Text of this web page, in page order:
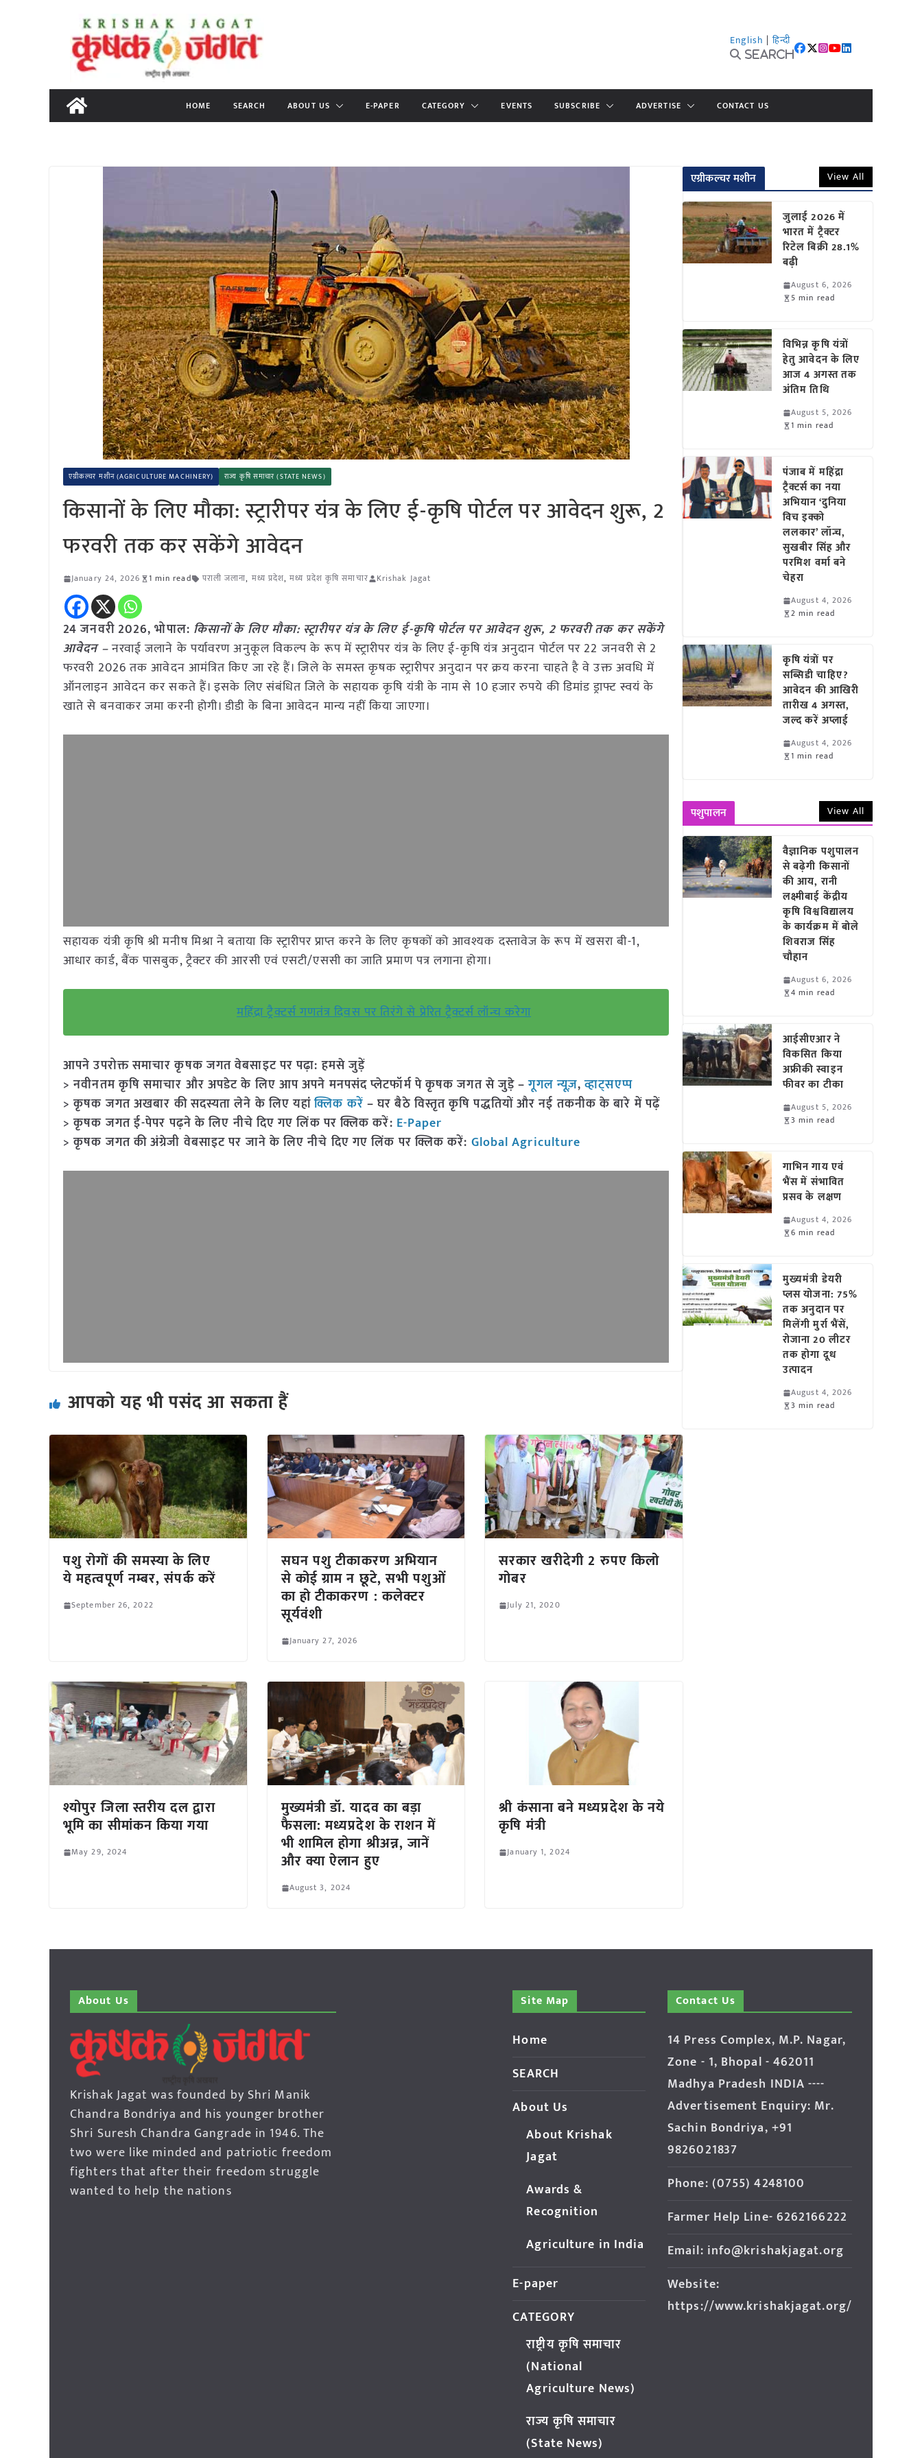
content
English | हिन्दी
Search
HOME SEARCH ABOUT US E-PAPER CATEGORY EVENTS SUBSCRIBE ADVERTISE CONTACT US
एग्रीकल्चर मशीन (AGRICULTURE MACHINERY) राज्य कृषि समाचार (STATE NEWS)
किसानों के लिए मौका: स्ट्रारीपर यंत्र के लिए ई-कृषि पोर्टल पर आवेदन शुरू, 2
फरवरी तक कर सकेंगे आवेदन
January 24, 2026 1 min read पराली जलाना, मध्य प्रदेश,मध्य प्रदेश कृषि समाचार Krishak Jagat
24 जनवरी2026,भोपाल: किसानों के लिए मौका: स्ट्रारीपर यंत्र के लिए ई-कृषि पोर्टल पर आवेदन शुरू, 2 फरवरी तक कर सकेंगे
आवेदन –नरवाई जलाने के पर्यावरण अनुकूल विकल्प के रूप में स्ट्रारीपर यंत्र के लिए ई-कृषि यंत्र अनुदान पोर्टल पर 22 जनवरी से 2
फरवरी 2026 तक आवेदन आमंत्रित किए जा रहे हैं। जिले के समस्त कृषक स्ट्रारीपर अनुदान पर क्रय करना चाहते है वे उक्त अवधि में
ऑनलाइन आवेदन कर सकते हैं। इसके लिए संबंधित जिले के सहायक कृषि यंत्री के नाम से 10 हजार रुपये की डिमांड ड्राफ्ट स्वयं के
खाते से बनवाकर जमा करनी होगी। डीडी के बिना आवेदन मान्य नहीं किया जाएगा।
सहायक यंत्री कृषि श्री मनीष मिश्रा ने बताया कि स्ट्रारीपर प्राप्त करने के लिए कृषकों को आवश्यक दस्तावेज के रूप में खसरा बी-1,
आधार कार्ड, बैंक पासबुक, ट्रैक्टर की आरसी एवं एसटी/एससी का जाति प्रमाण पत्र लगाना होगा।
महिंद्रा ट्रैक्टर्स गणतंत्र दिवस पर तिरंगे से प्रेरित ट्रैक्टर्स लॉन्च करेगा
आपने उपरोक्त समाचार कृषक जगत वेबसाइट पर पढ़ा: हमसे जुड़ें
> नवीनतम कृषि समाचार और अपडेट के लिए आप अपने मनपसंद प्लेटफॉर्म पे कृषक जगत से जुड़े –गूगल न्यूज़,व्हाट्सएप्प
> कृषक जगत अखबार की सदस्यता लेने के लिए यहांक्लिक करें – घर बैठे विस्तृत कृषि पद्धतियों और नई तकनीक के बारे में पढ़ें
> कृषक जगत ई-पेपर पढ़ने के लिए नीचे दिए गए लिंक पर क्लिक करें: E-Paper
> कृषक जगत की अंग्रेजी वेबसाइट पर जाने के लिए नीचे दिए गए लिंक पर क्लिक करें: Global Agriculture
आपको यह भी पसंद आ सकता हैं
पशु रोगों की समस्या के लिए
ये महत्वपूर्ण नम्बर, संपर्क करें
September 26, 2022
सघन पशु टीकाकरण अभियान
से कोई ग्राम न छूटे, सभी पशुओं
का हो टीकाकरण : कलेक्टर
सूर्यवंशी
January 27, 2026
सरकार खरीदेगी 2 रुपए किलो
गोबर
July 21, 2020
श्योपुर जिला स्तरीय दल द्वारा
भूमि का सीमांकन किया गया
May 29, 2024
मुख्यमंत्री डॉ. यादव का बड़ा
फैसला: मध्यप्रदेश के राशन में
भी शामिल होगा श्रीअन्न, जानें
और क्या ऐलान हुए
August 3, 2024
श्री कंसाना बने मध्यप्रदेश के नये
कृषि मंत्री
January 1, 2024
एग्रीकल्चर मशीन View All
जुलाई 2026 में
भारत में ट्रैक्टर
रिटेल बिक्री 28.1%
बढ़ी
August 6, 2026
5 min read
विभिन्न कृषि यंत्रों
हेतु आवेदन के लिए
आज 4 अगस्त तक
अंतिम तिथि
August 5, 2026
1 min read
पंजाब में महिंद्रा
ट्रैक्टर्स का नया
अभियान ‘दुनिया
विच इक्को
ललकार’ लॉन्च,
सुखबीर सिंह और
परमिश वर्मा बने
चेहरा
August 4, 2026
2 min read
कृषि यंत्रों पर
सब्सिडी चाहिए?
आवेदन की आखिरी
तारीख 4 अगस्त,
जल्द करें अप्लाई
August 4, 2026
1 min read
पशुपालन View All
वैज्ञानिक पशुपालन
से बढ़ेगी किसानों
की आय, रानी
लक्ष्मीबाई केंद्रीय
कृषि विश्वविद्यालय
के कार्यक्रम में बोले
शिवराज सिंह
चौहान
August 6, 2026
4 min read
आईसीएआर ने
विकसित किया
अफ्रीकी स्वाइन
फीवर का टीका
August 5, 2026
3 min read
गाभिन गाय एवं
भैंस में संभावित
प्रसव के लक्षण
August 4, 2026
6 min read
मुख्यमंत्री डेयरी
प्लस योजना: 75%
तक अनुदान पर
मिलेंगी मुर्रा भैंसें,
रोजाना 20 लीटर
तक होगा दूध
उत्पादन
August 4, 2026
3 min read
About Us
Krishak Jagat was founded by Shri Manik
Chandra Bondriya and his younger brother
Shri Suresh Chandra Gangrade in 1946. The
two were like minded and patriotic freedom
fighters that after their freedom struggle
wanted to help the nations
Site Map
Home
SEARCH
About Us
About Krishak
Jagat
Awards &
Recognition
Agriculture in India
E-paper
CATEGORY
राष्ट्रीय कृषि समाचार
(National
Agriculture News)
राज्य कृषि समाचार
(State News)
Contact Us
14 Press Complex, M.P. Nagar,
Zone - 1, Bhopal - 462011
Madhya Pradesh INDIA ----
Advertisement Enquiry: Mr.
Sachin Bondriya, +91
9826021837
Phone: (0755) 4248100
Farmer Help Line- 6262166222
Email: info@krishakjagat.org
Website:
https://www.krishakjagat.org/